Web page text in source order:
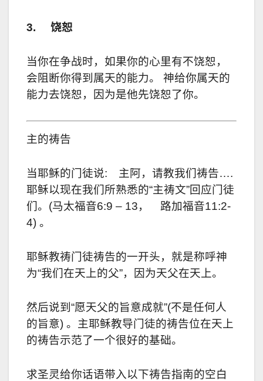
3. 饶恕
当你在争战时，如果你的心里有不饶恕，
会阻断你得到属天的能力。 神给你属天的
能力去饶恕，因为是他先饶恕了你。
主的祷告
当耶稣的门徒说: 主阿，请教我们祷告….
耶稣以现在我们所熟悉的“主祷文”回应门徒
们。 (马太福音6:9 – 13， 路加福音11:2-
4) 。
耶稣教祷门徒祷告的一开头，就是称呼神
为“我们在天上的父”，因为天父在天上。
然后说到“愿天父的旨意成就”(不是任何人
的旨意) 。主耶稣教导门徒的祷告位在天上
的祷告示范了一个很好的基础。
求圣灵给你话语带入以下祷告指南的空白